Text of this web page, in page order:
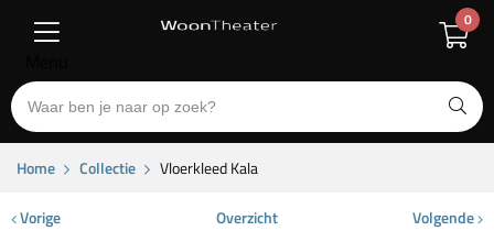
0
Home Collectie Vloerkleed Kala
Vorige Overzicht Volgende